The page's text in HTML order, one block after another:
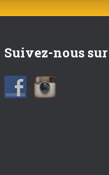
Suivez-nous